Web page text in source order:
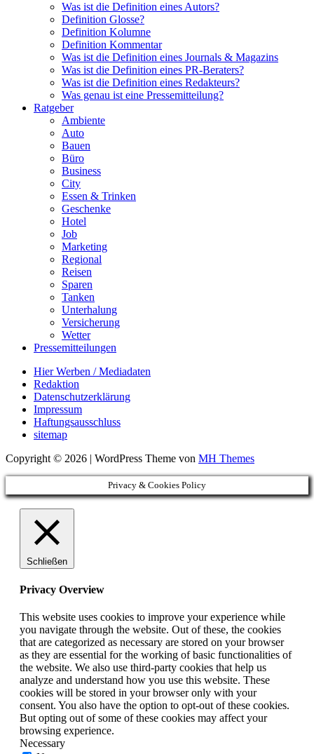
Was ist die Definition eines Autors?
Definition Glosse?
Definition Kolumne
Definition Kommentar
Was ist die Definition eines Journals & Magazins
Was ist die Definition eines PR-Beraters?
Was ist die Definition eines Redakteurs?
Was genau ist eine Pressemitteilung?
Ratgeber
Ambiente
Auto
Bauen
Büro
Business
City
Essen & Trinken
Geschenke
Hotel
Job
Marketing
Regional
Reisen
Sparen
Tanken
Unterhalung
Versicherung
Wetter
Pressemitteilungen
Hier Werben / Mediadaten
Redaktion
Datenschutzerklärung
Impressum
Haftungsausschluss
sitemap
Copyright © 2026 | WordPress Theme von MH Themes
Privacy & Cookies Policy
Schließen
Privacy Overview
This website uses cookies to improve your experience while
you navigate through the website. Out of these, the cookies
that are categorized as necessary are stored on your browser
as they are essential for the working of basic functionalities of
the website. We also use third-party cookies that help us
analyze and understand how you use this website. These
cookies will be stored in your browser only with your
consent. You also have the option to opt-out of these cookies.
But opting out of some of these cookies may affect your
browsing experience.
Necessary